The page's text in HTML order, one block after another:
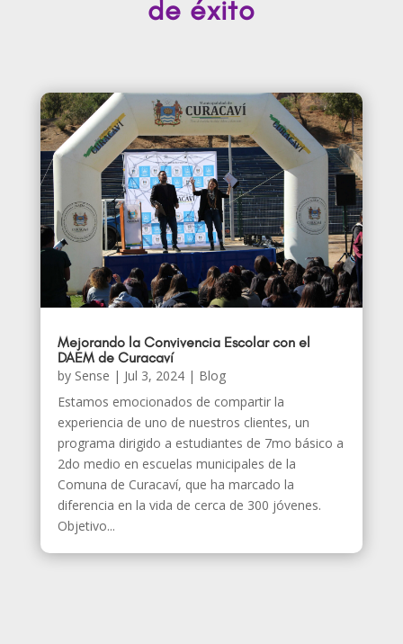
de éxito
Mejorando la Convivencia Escolar con el
DAEM de Curacaví
by Sense | Jul 3, 2024| Blog
Estamos emocionados de compartir la
experiencia de uno de nuestros clientes, un
programa dirigido a estudiantes de 7mo básico a
2do medio en escuelas municipales de la
Comuna de Curacaví, que ha marcado la
diferencia en la vida de cerca de 300 jóvenes.
Objetivo...